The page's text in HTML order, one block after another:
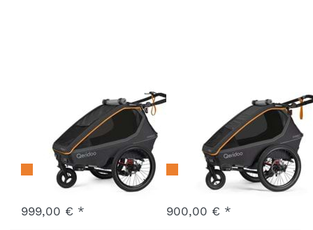
Kidgoo 2 Sport
Gen 2
Q-KGS2-26
FIDLOCK Edition
3 - 7 Werktage
999,00 € *
Kidgoo 1 Sport
Q-KGS1-26
FIDLOCK Edition
3 - 7 Werktage
900,00 € *